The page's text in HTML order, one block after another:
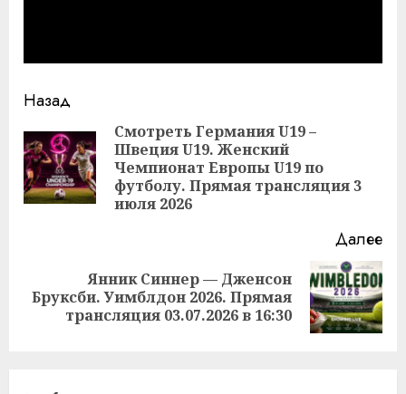
Продолжить
чтение
Назад
Смотреть Германия U19 –
Швеция U19. Женский
Чемпионат Европы U19 по
футболу. Прямая трансляция 3
июля 2026
Далее
Следующая
запись:
Янник Синнер — Дженсон
Бруксби. Уимблдон 2026. Прямая
трансляция 03.07.2026 в 16:30